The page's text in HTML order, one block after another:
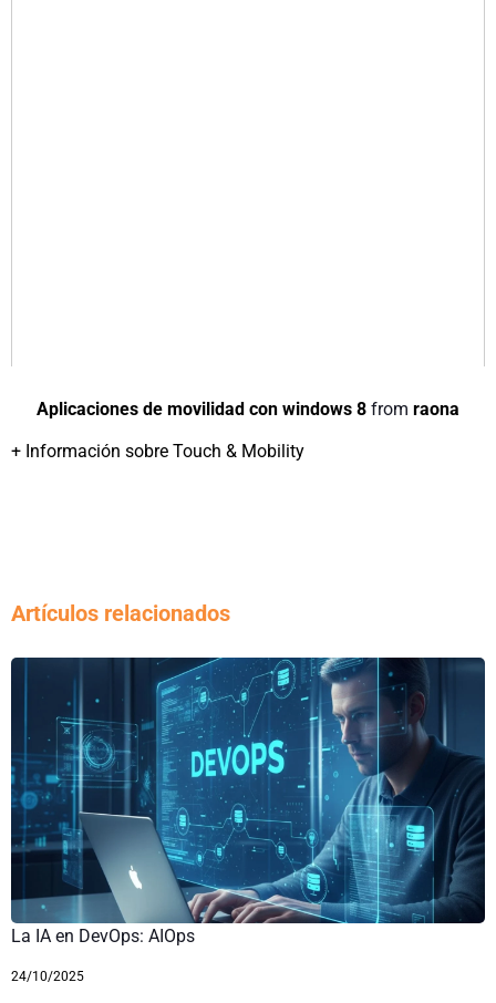
Aplicaciones de movilidad con windows 8 from raona
+ Información sobre Touch & Mobility
Artículos relacionados
La IA en DevOps: AIOps
24/10/2025